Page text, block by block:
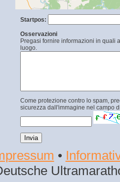
Startpos:
Osservazioni
Pregasi fornire informazioni in quali
luogo.
Come protezione contro lo spam,
sicurezza dall'immagine nel campo
•